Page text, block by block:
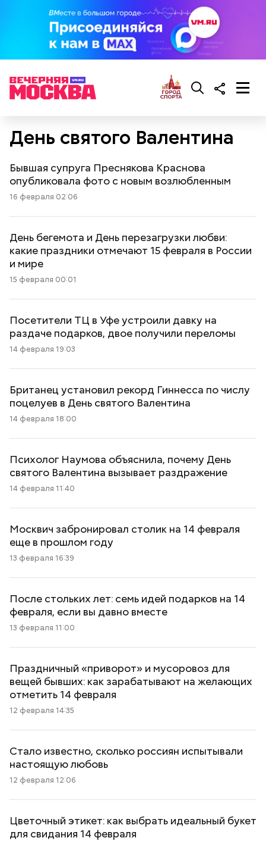
День святого Валентина
Бывшая супруга Преснякова Краснова
опубликовала фото с новым возлюбленным
16 февраля 02:06
День бегемота и День перезагрузки любви:
какие праздники отмечают 15 февраля в России
и мире
15 февраля 00:01
Посетители ТЦ в Уфе устроили давку на
раздаче подарков, двое получили переломы
14 февраля 19:03
Британец установил рекорд Гиннесса по числу
поцелуев в День святого Валентина
14 февраля 18:00
Психолог Наумова объяснила, почему День
святого Валентина вызывает раздражение
14 февраля 11:40
Москвич забронировал столик на 14 февраля
еще в прошлом году
13 февраля 16:39
После стольких лет: семь идей подарков на 14
февраля, если вы давно вместе
13 февраля 11:00
Праздничный «приворот» и мусоровоз для
вещей бывших: как зарабатывают на желающих
отметить 14 февраля
12 февраля 14:35
Стало известно, сколько россиян испытывали
настоящую любовь
12 февраля 12:06
Цветочный этикет: как выбрать идеальный букет
для свидания 14 февраля